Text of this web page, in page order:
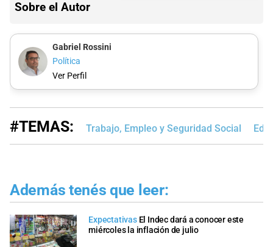
Sobre el Autor
Gabriel Rossini
Política
Ver Perfil
#TEMAS: Trabajo, Empleo y Seguridad Social
Además tenés que leer:
Expectativas El Indec dará a conocer este
miércoles la inflación de julio